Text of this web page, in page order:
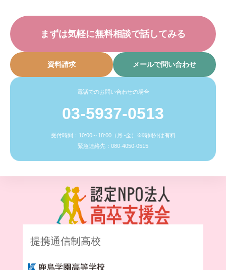
まずは気軽に無料相談で話してみる
資料請求 メールで問い合わせ
電話でのお問い合わせの場合
03-5937-0513
受付時間：10:00～18:00（月~金）※時間外は有料
緊急連絡先：080-4050-0515
提携通信制高校